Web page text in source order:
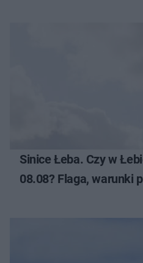
Sinice Łeba. Czy w
08.08? Flaga, warunki